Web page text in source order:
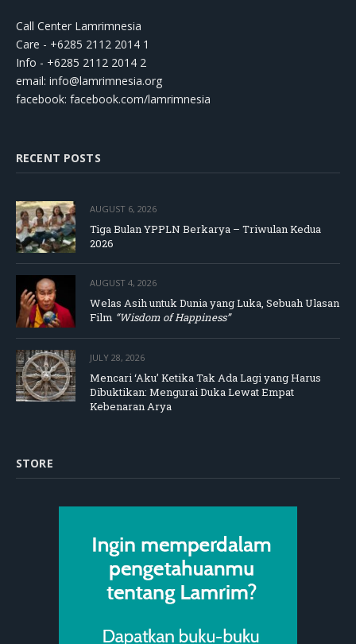
Call Center Lamrimnesia
Care - +6285 2112 2014 1
Info - +6285 2112 2014 2
email: info@lamrimnesia.org
facebook: facebook.com/lamrimnesia
RECENT POSTS
AUGUST 6, 2026
Tiga Bulan YPPLN Berkarya – Triwulan Kedua
2026
AUGUST 4, 2026
Welas Asih untuk Dunia yang Luka, Sebuah Ulasan
Film “Wisdom of Happiness”
JULY 28, 2026
Mencari ‘Aku’ Ketika Tak Ada Lagi yang Harus
Dibuktikan: Mengurai Duka Lewat Empat
Kebenaran Arya
STORE